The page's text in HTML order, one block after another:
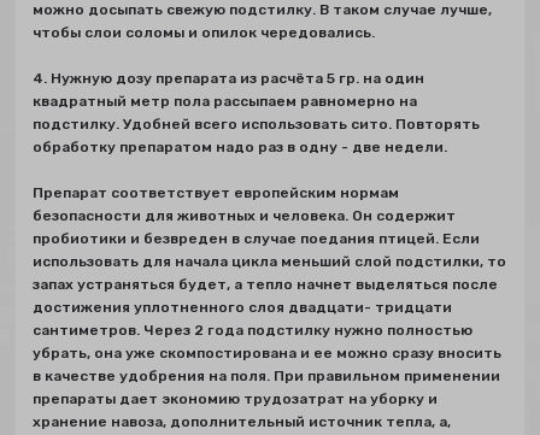
можно досыпать свежую подстилку. В таком случае лучше,
чтобы слои соломы и опилок чередовались.
4. Нужную дозу препарата из расчёта 5 гр. на один
квадратный метр пола рассыпаем равномерно на
подстилку. Удобней всего использовать сито. Повторять
обработку препаратом надо раз в одну - две недели.
Препарат соответствует европейским нормам
безопасности для животных и человека. Он содержит
пробиотики и безвреден в случае поедания птицей. Если
использовать для начала цикла меньший слой подстилки, то
запах устраняться будет, а тепло начнет выделяться после
достижения уплотненного слоя двадцати- тридцати
сантиметров. Через 2 года подстилку нужно полностью
убрать, она уже скомпостирована и ее можно сразу вносить
в качестве удобрения на поля. При правильном применении
препараты дает экономию трудозатрат на уборку и
хранение навоза, дополнительный источник тепла, а,